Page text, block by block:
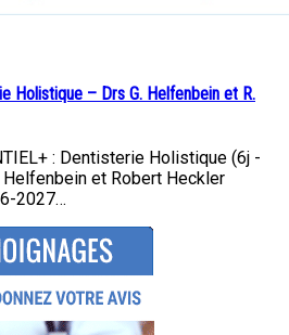
Holistique – Drs G. Helfenbein et R.
: Dentisterie Holistique (6j -
et Robert Heckler
2027…